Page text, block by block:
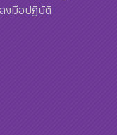
งมือปฏิบัติ